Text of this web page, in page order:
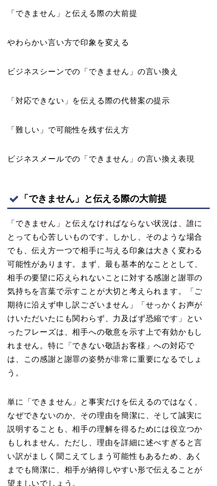
「できません」と伝える際の大前提
やわらかい言い方で印象を変える
ビジネスシーンでの「できません」の言い換え
「対応できない」を伝える際の代替案の提示
「難しい」で可能性を残す伝え方
ビジネスメールでの「できません」の言い換え表現
「できません」と伝える際の大前提
「できません」と伝えなければならない状況は、誰に
とっても心苦しいものです。しかし、そのような場合
でも、伝え方一つで相手に与える印象は大きく変わる
可能性があります。まず、最も基本的なこととして、
相手の要望に応えられないことに対する感謝と謝罪の
気持ちを言葉で示すことが大切と考えられます。「ご
期待に沿えず申し訳ございません」「せっかくお声が
けいただいたにも関わらず、力及ばず恐縮です」とい
ったフレーズは、相手への敬意を示す上で有効かもし
れません。特に「できない敬語お客様」への対応で
は、この感謝と謝罪の姿勢が非常に重要になるでしょ
う。
単に「できません」と事実だけを伝えるのではなく、
なぜできないのか、その理由を簡潔に、そして誠実に
説明することも、相手の理解を得るためには役立つか
もしれません。ただし、理由を詳細に述べすぎると言
い訳がましく聞こえてしまう可能性もあるため、あく
までも簡潔に、相手が納得しやすい形で伝えることが
望ましいでしょう。